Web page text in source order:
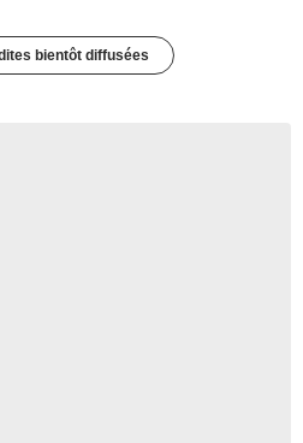
bientôt diffusées